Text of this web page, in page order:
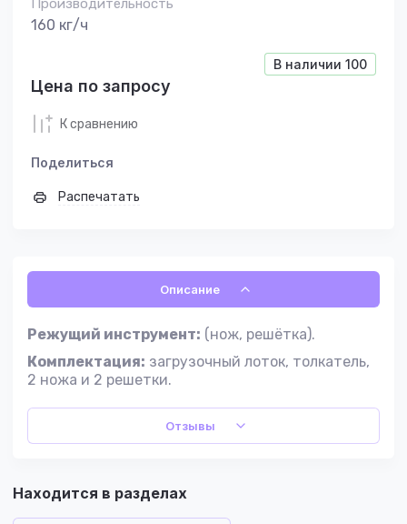
Производительность
160 кг/ч
В наличии 100
Цена по запросу
К сравнению
Поделиться
Распечатать
Описание
Режущий инструмент: (нож, решётка).
Комплектация: загрузочный лоток, толкатель,
2 ножа и 2 решетки.
Отзывы
Находится в разделах